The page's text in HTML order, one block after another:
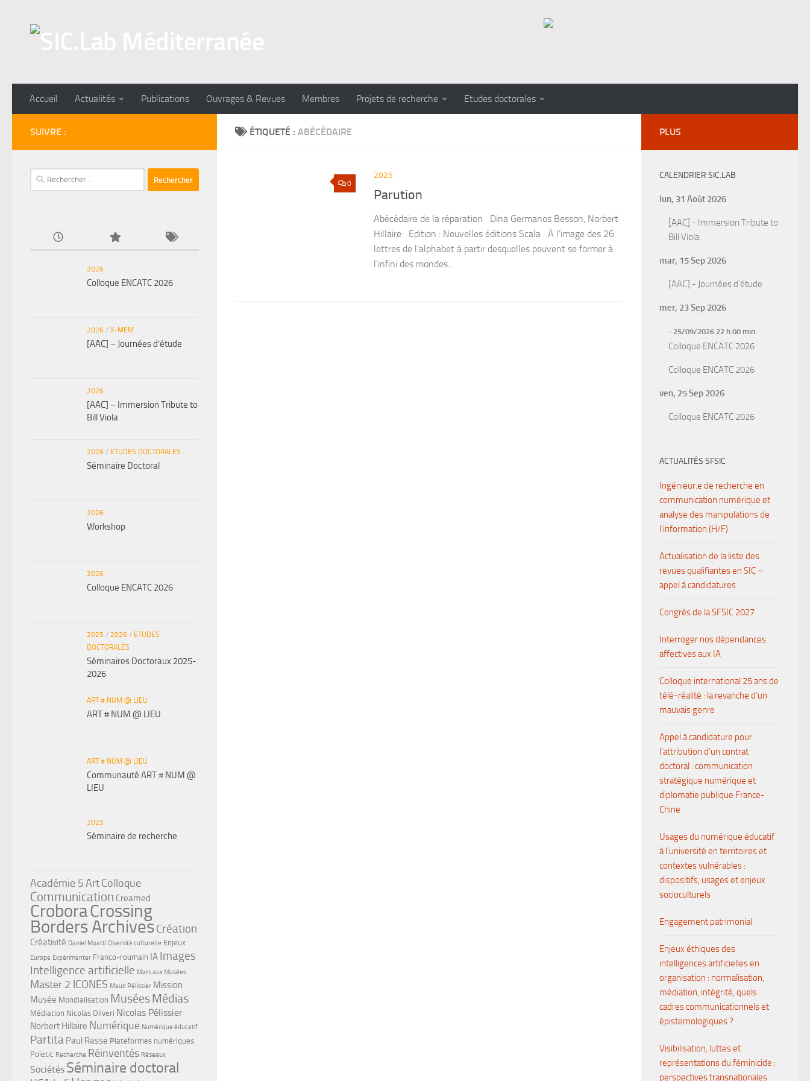
Accueil Actualités Publications Ouvrages & Revues Membres Projets de recherche Etudes doctorales
ÉTIQUETÉ : ABÉCÉDAIRE
0
2025
Parution
Abécédaire de la réparation Dina Germanos Besson, Norbert
Hillaire Edition : Nouvelles éditions Scala À l’image des 26
lettres de l’alphabet à partir desquelles peuvent se former à
l’infini des mondes...
SUIVRE :
Rechercher :
2026
Colloque ENCATC 2026
2026 / X-MEM
[AAC] – Journées d’étude
2026
[AAC] – Immersion Tribute to
Bill Viola
2026 / ETUDES DOCTORALES
Séminaire Doctoral
2026
Workshop
2026
Colloque ENCATC 2026
2025 / 2026 / ETUDES
DOCTORALES
Séminaires Doctoraux 2025-
2026
ART # NUM @ LIEU
ART # NUM @ LIEU
ART # NUM @ LIEU
Communauté ART # NUM @
LIEU
2025
Séminaire de recherche
Académie 5ArtColloque
Communication Creamed
CroboraCrossing
Borders ArchivesCréation
Créativité Daniel Moatti Diversité culturelle Enjeux
Europe Expérimenter Franco-roumain IA Images
Intelligence artificielle Mars aux Musées
Master 2 ICONES Maud Pélissier Mission
Musée Mondialisation MuséesMédias
Médiation Nicolas Oliveri Nicolas Pélissier
Norbert Hillaire Numérique Numérique éducatif
Partita Paul Rasse Plateformes numériques
Poïetic Recherche Réinventés Réseaux
Sociétés Séminaire doctoral
PLUS
CALENDRIER SIC.LAB
lun, 31 Août 2026
[AAC] - Immersion Tribute to
Bill Viola
mar, 15 Sep 2026
[AAC] - Journées d'étude
mer, 23 Sep 2026
- 25/09/2026 22 h 00 min
Colloque ENCATC 2026
Colloque ENCATC 2026
ven, 25 Sep 2026
Colloque ENCATC 2026
ACTUALITÉS SFSIC
Ingénieur.e de recherche en
communication numérique et
analyse des manipulations de
l’information (H/F)
Actualisation de la liste des
revues qualifiantes en SIC –
appel à candidatures
Congrès de la SFSIC 2027
Interroger nos dépendances
affectives aux IA
Colloque international 25 ans de
télé-réalité : la revanche d’un
mauvais genre
Appel à candidature pour
l’attribution d’un contrat
doctoral : communication
stratégique numérique et
diplomatie publique France-
Chine
Usages du numérique éducatif
à l’université en territoires et
contextes vulnérables :
dispositifs, usages et enjeux
socioculturels
Engagement patrimonial
Enjeux éthiques des
intelligences artificielles en
organisation : normalisation,
médiation, intégrité, quels
cadres communicationnels et
épistemologiques ?
Visibilisation, luttes et
représentations du féminicide :
perspectives transnationales